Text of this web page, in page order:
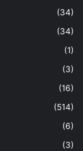
(34)
(34)
(1)
(3)
(16)
(514)
(6)
(3)